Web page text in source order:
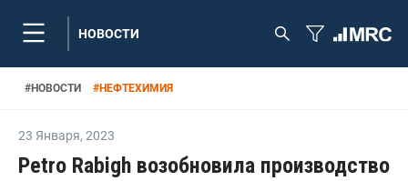
НОВОСТИ
#НОВОСТИ #НЕФТЕХИМИЯ
23 Января, 2023
Petro Rabigh возобновила производство